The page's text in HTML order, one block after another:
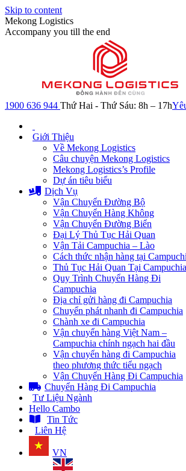
Skip to content
Mekong Logistics
Accompany you till the end
1900 636 944 Thứ Hai - Thứ Sáu: 8h – 17h
Giới Thiệu
Về Mekong Logistics
Câu chuyện Mekong Logistics
Mekong Logistics’s Profile
Dự án tiêu biểu
Dịch Vụ
Vận Chuyển Đường Bộ
Vận Chuyển Hàng Không
Vận Chuyển Đường Biển
Đại Lý Thủ Tục Hải Quan
Vận Tải Campuchia – Lào
Cách thức nhận hàng tại
Thủ Tục Hải Quan Tại Campuchia
Quy Trình Chuyển Hàng Đi
Campuchia
Địa chỉ gửi hàng đi Campuchia
Chuyển phát nhanh đi Campuchia
Chành xe đi Campuchia
Vận chuyển hàng Việt Nam –
Campuchia chính ngạch hai đầu
Vận chuyển hàng đi Campuchia
theo phương thức tiểu ngạch
Vận Chuyển Hàng Đi Campuchia
Chuyển Hàng Đi Campuchia
Tư Liệu Ngành
Hello Cambo
Tin Tức
Liên Hệ
VN